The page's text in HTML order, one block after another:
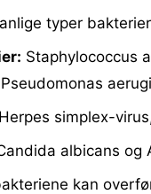
typer
Staphylococcus
Herpes simplex-
albicans og
kan